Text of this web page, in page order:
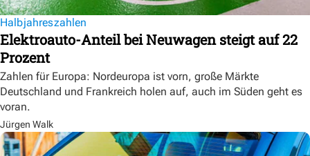
Halbjahreszahlen
Elektroauto-Anteil bei Neuwagen steigt auf 22
Prozent
Zahlen für Europa: Nordeuropa ist vorn, große Märkte
Deutschland und Frankreich holen auf, auch im Süden geht es
voran.
Jürgen Walk